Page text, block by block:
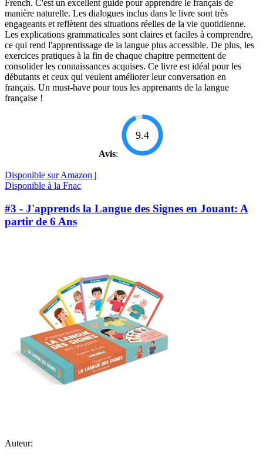
French. C'est un excellent guide pour apprendre le français de
manière naturelle. Les dialogues inclus dans le livre sont très
engageants et reflètent des situations réelles de la vie quotidienne.
Les explications grammaticales sont claires et faciles à comprendre,
ce qui rend l'apprentissage de la langue plus accessible. De plus, les
exercices pratiques à la fin de chaque chapitre permettent de
consolider les connaissances acquises. Ce livre est idéal pour les
débutants et ceux qui veulent améliorer leur conversation en
français. Un must-have pour tous les apprenants de la langue
française !
Avis:
9.4
Disponible sur Amazon |
Disponible à la Fnac
#3 - J'apprends la Langue des Signes en Jouant: A
partir de 6 Ans
Auteur: